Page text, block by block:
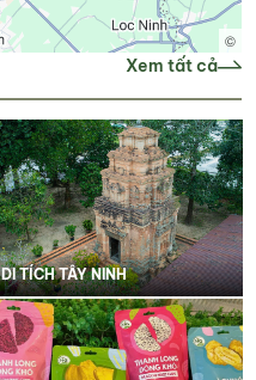
©
Xem tất cả
DI TÍCH TÂY NINH